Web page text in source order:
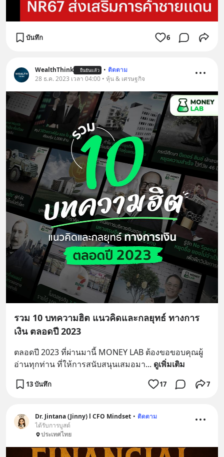
บันทึก 6
WealthThink ยืนยันแล้ว • ติดตาม
28 ธ.ค. 2023 เวลา 04:00 • หุ้น & เศรษฐกิจ
รวม 10 บทความฮิต แนวคิดและกลยุทธ์ ทางการ
เงิน ตลอดปี 2023
ตลอดปี 2023 ที่ผ่านมานี้ MONEY LAB ต้องขอขอบคุณผู้
อ่านทุกท่าน ที่ให้การสนับสนุนเสมอมา... ดูเพิ่มเติม
13 บันทึก 17 7
Dr. Jintana (Jinny) l CFO Mindset • ติดตาม
ได้รับการบูสต์
ประเทศไทย